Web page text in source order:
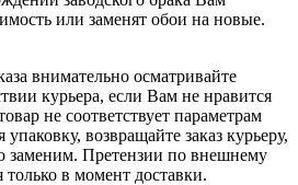
или заменят обои на новые.
внимательно осматривайте
курьера, если Вам не нравится
не соответствует параметрам
упаковку, возвращайте заказ курьеру,
заменим. Претензии по внешнему
в момент доставки.